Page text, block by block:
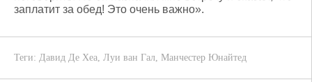
заплатит за обед! Это очень важно».
Теги: Давид Де Хеа, Луи ван Гал, Манчестер Юнайтед